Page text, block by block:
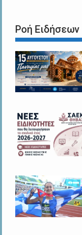
Ροή Ειδήσεων